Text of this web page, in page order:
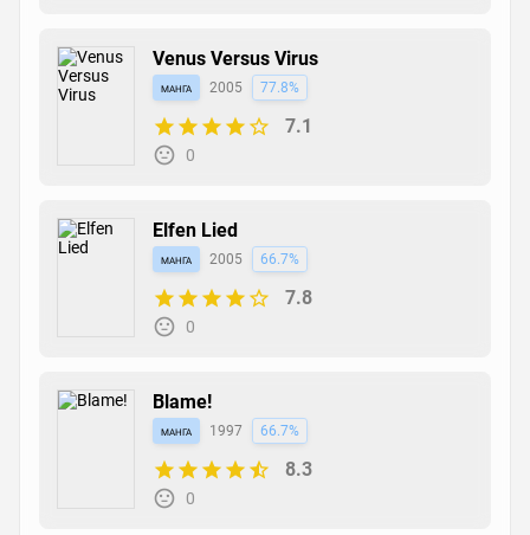
Venus Versus Virus
манга 2005 77.8%
7.1
0
Elfen Lied
манга 2005 66.7%
7.8
0
Blame!
манга 1997 66.7%
8.3
0